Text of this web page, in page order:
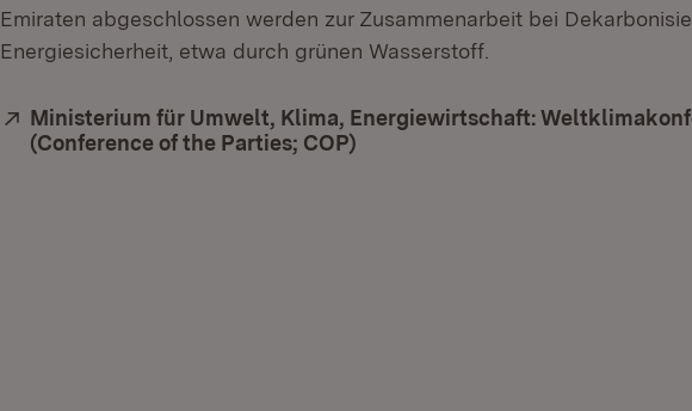
Emiraten abgeschlossen werden zur Zusammenarbeit bei
Energiesicherheit, etwa durch grünen Wasserstoff.
Extern:
Ministerium für Umwelt, Klima, Energiewirtschaft:
(Conference of the Parties; COP)